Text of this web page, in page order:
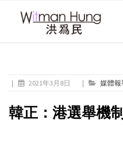
| 2021年3月8日 | 媒體報
韓正：港選舉機